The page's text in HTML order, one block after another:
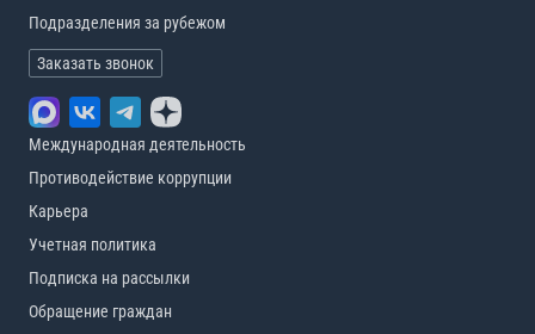
Подразделения за рубежом
Заказать звонок
Международная деятельность
Противодействие коррупции
Карьера
Учетная политика
Подписка на рассылки
Обращение граждан